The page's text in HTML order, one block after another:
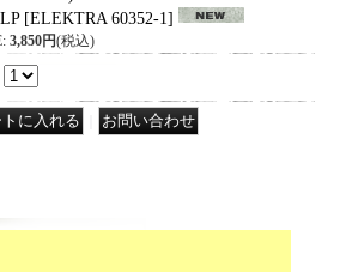
[ELEKTRA 60352-1]
: 3,850円(税込)